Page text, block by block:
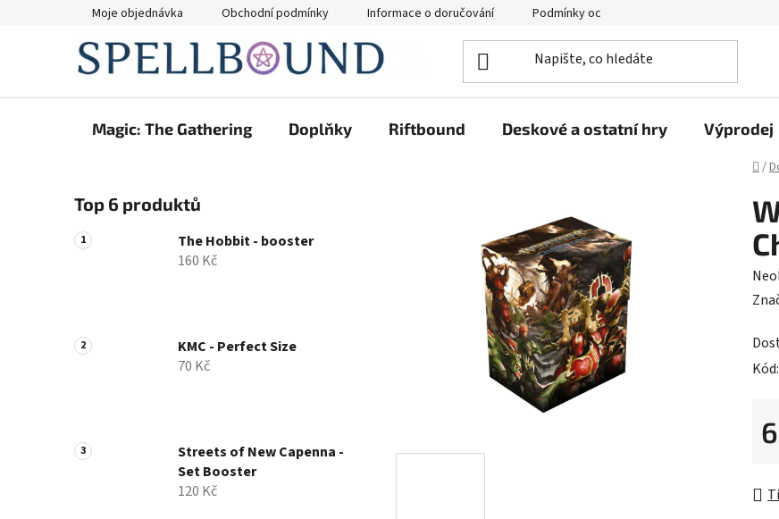
Moje objednávka Obchodní podmínky Informace o doručování Podmínky ochrany osobních údajů
Magic: The Gathering Doplňky Riftbound Deskové a ostatní hry Výprodej
/
o
s
t
n
n
e
Top 6 produktů
The Hobbit - booster
160 Kč
KMC - Perfect Size
70 Kč
Streets of New Capenna -
Set Booster
120 Kč
je
0,0
Kód: